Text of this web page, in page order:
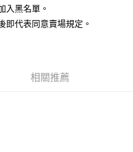
入黑名單。
即代表同意賣場規定。
相關推薦